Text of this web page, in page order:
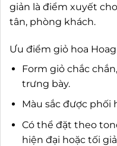
giản là điểm xuyết
tân, phòng khách.
Ưu điểm giỏ hoa
Form giỏ chắc
trưng bày.
Màu sắc được phối
Có thể đặt theo
hiện đại hoặc tối